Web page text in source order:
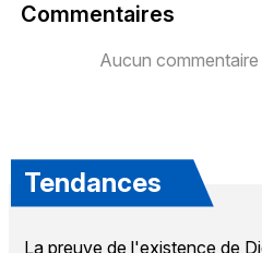
Commentaires
Aucun
Tendances
La preuve de l'existence de